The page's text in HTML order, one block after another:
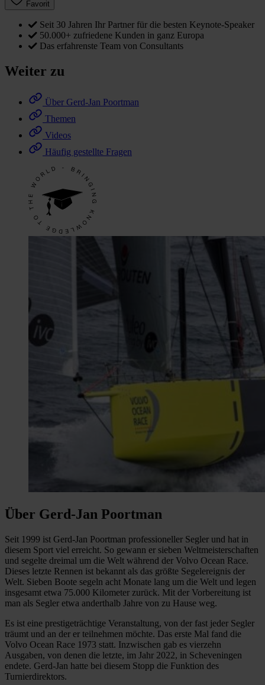
Favorit
Seit 30 Jahren Ihr Partner für die besten Keynote-Speaker
50.000+ zufriedene Kunden in ganz Europa
Das erfahrenste Team von Consultants
Weiter zu
Über Gerd-Jan Poortman
Themen
Videos
Häufig gestellte Fragen
Über Gerd-Jan Poortman
Seit 1999 ist Gerd-Jan Poortman professioneller Segler und hat in
diesem Sport viel erreicht. So gewann er sieben Weltmeisterschaften
und segelte dreimal um die Welt während der Volvo Ocean Race.
Dieses letzte Rennen ist bekannt als das größte Segelereignis der
Welt. Sieben Boote segeln acht Monate lang um die Welt und legen
insgesamt etwa 75.000 Kilometer zurück. Mit der Vorbereitung ist
man als Segler etwa anderthalb Jahre von zu Hause weg.
Es ist eine prestigeträchtige Veranstaltung, von der fast jeder Segler
träumt und an der er teilnehmen möchte. Das erste Mal fand die
Volvo Ocean Race 1973 statt. Inzwischen gab es vierzehn
Ausgaben, von denen die letzte, im Jahr 2022, in Scheveningen
endete. Gerd-Jan hatte bei diesem Stopp die Funktion des
Turnierdirektors.